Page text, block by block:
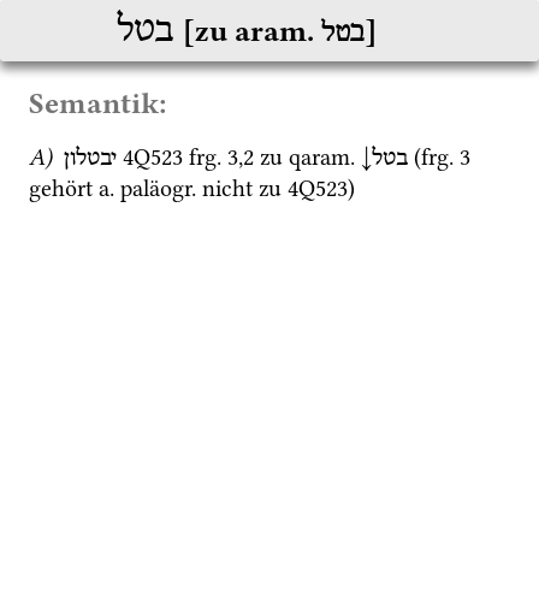
בטל [zu aram. בטל]
Semantik:
A) יבטלון 4Q523 frg. 3,2 zu qaram. בטל (frg. 3
gehört a. paläogr. nicht zu 4Q523)